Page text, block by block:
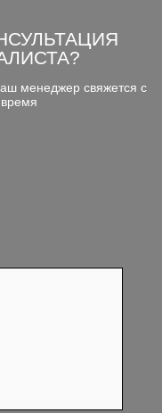
менеджер свяжется с